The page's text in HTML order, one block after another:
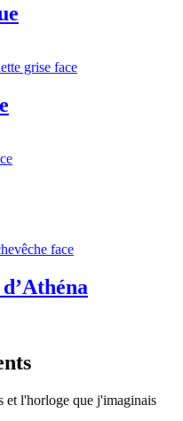
et l'horloge que j'imaginais